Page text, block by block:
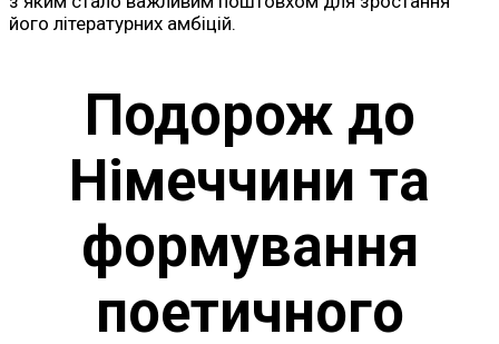
його літературних амбіцій.
Подорож до
Німеччини та
формування
поетичного